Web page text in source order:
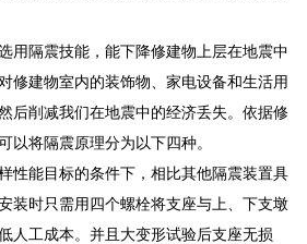
用隔震技能，能下降修建物上层在地震中
修建物室内的装饰物、家电设备和生活用
后削减我们在地震中的经济丢失。依据修
以将隔震原理分为以下四种。
性能目标的条件下，相比其他隔震装置具
装时只需用四个螺栓将支座与上、下支墩
人工成本。并且大变形试验后支座无损